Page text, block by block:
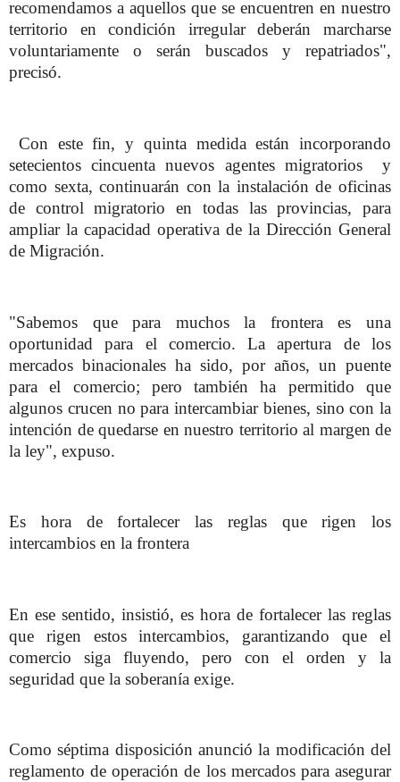
recomendamos a aquellos que se encuentren en nuestro
territorio en condición irregular deberán marcharse
voluntariamente o serán buscados y repatriados",
precisó.
Con este fin, y quinta medida están incorporando
setecientos cincuenta nuevos agentes migratorios y
como sexta, continuarán con la instalación de oficinas
de control migratorio en todas las provincias, para
ampliar la capacidad operativa de la Dirección General
de Migración.
"Sabemos que para muchos la frontera es una
oportunidad para el comercio. La apertura de los
mercados binacionales ha sido, por años, un puente
para el comercio; pero también ha permitido que
algunos crucen no para intercambiar bienes, sino con la
intención de quedarse en nuestro territorio al margen de
la ley", expuso.
Es hora de fortalecer las reglas que rigen los
intercambios en la frontera
En ese sentido, insistió, es hora de fortalecer las reglas
que rigen estos intercambios, garantizando que el
comercio siga fluyendo, pero con el orden y la
seguridad que la soberanía exige.
Como séptima disposición anunció la modificación del
reglamento de operación de los mercados para asegurar